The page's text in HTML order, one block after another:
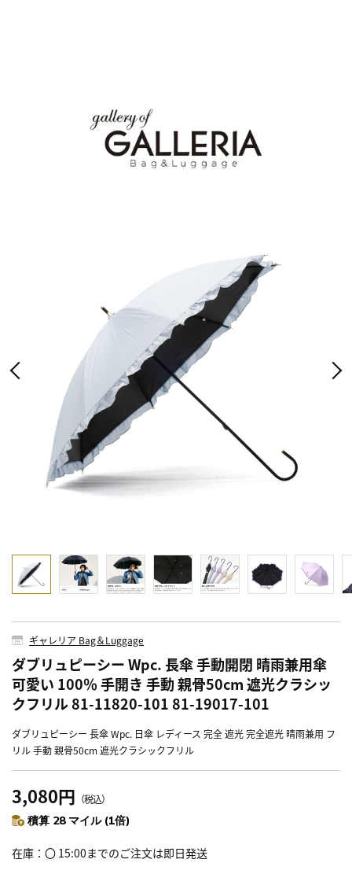
ギャレリア Bag＆Luggage
ダブリュピーシー Wpc. 長傘 手動開閉 晴雨兼用傘
可愛い 100％ 手開き 手動 親骨50cm 遮光クラシッ
クフリル 81-11820-101 81-19017-101
ダブリュピーシー 長傘 Wpc. 日傘 レディース 完全 遮光 完全遮光 晴雨兼用 フ
リル 手動 親骨50cm 遮光クラシックフリル
3,080円 （税込）
積算 28 マイル (1倍)
在庫 〇 15:00までのご注文は即日発送